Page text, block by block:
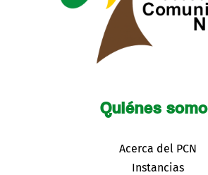
Quiénes
Acerca del PCN
Instancias